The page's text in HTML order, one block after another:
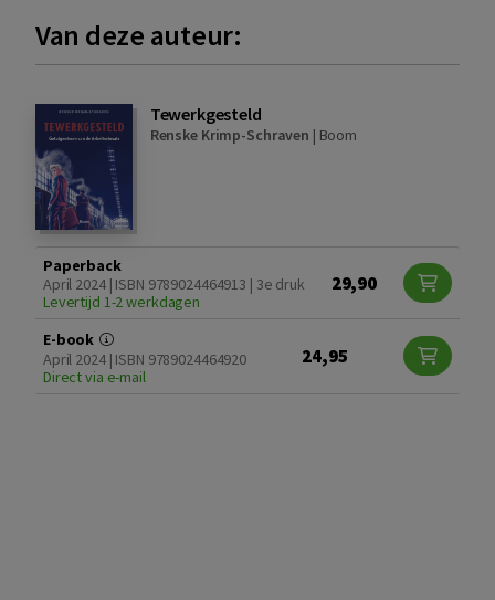
Van deze auteur:
Tewerkgesteld
Renske Krimp-Schraven | Boom
Paperback
April 2024 | ISBN 9789024464913 | 3e druk
Levertijd 1-2 werkdagen
29,90
E-book
April 2024 | ISBN 9789024464920
Direct via e-mail
24,95